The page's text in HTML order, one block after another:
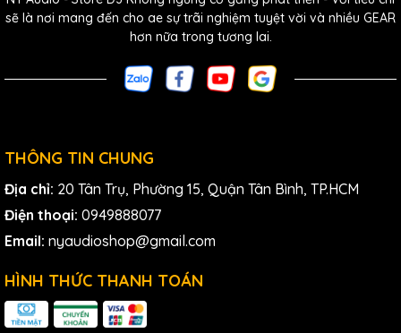
• Loa trầm képđược che giấu âm thanh (ACW) mở rộng
khả năng kiểm soát định hướng đến các tần số âm bass
sẽ là nơi mang đến cho ae sự trãi nghiệm tuyệt vời và nhiều GEAR
hơn nữa trong tương lai.
THÔNG TIN CHUNG
Địa chỉ: 20 Tân Trụ, Phường 15, Quận Tân Bình, TP.HCM
Điện thoại: 0949888077
Email: nyaudioshop@gmail.com
HÌNH THỨC THANH TOÁN